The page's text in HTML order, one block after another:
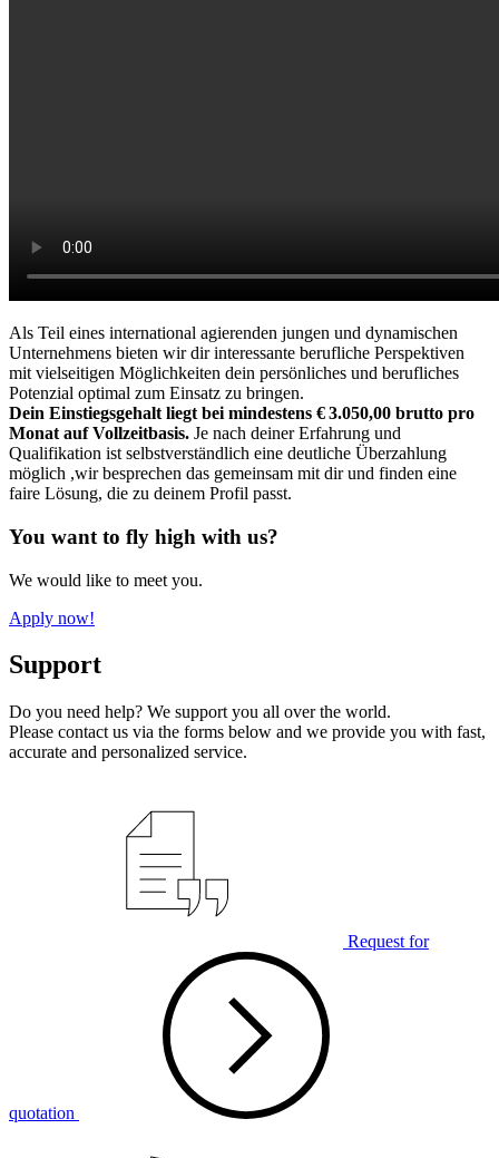
Als Teil eines international agierenden jungen und dynamischen
Unternehmens bieten wir dir interessante berufliche Perspektiven
mit vielseitigen Möglichkeiten dein persönliches und berufliches
Potenzial optimal zum Einsatz zu bringen.
Dein Einstiegsgehalt liegt bei mindestens € 3.050,00 brutto pro
Monat auf Vollzeitbasis. Je nach deiner Erfahrung und
Qualifikation ist selbstverständlich eine deutliche Überzahlung
möglich ,wir besprechen das gemeinsam mit dir und finden eine
faire Lösung, die zu deinem Profil passt.
You want to fly high with us?
We would like to meet you.
Apply now!
Support
Do you need help? We support you all over the world.
Please contact us via the forms below and we provide you with fast,
accurate and personalized service.
Request for
quotation